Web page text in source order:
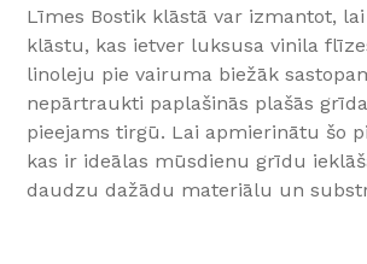
Līmes Bostik klāstā var izmantot,
klāstu, kas ietver luksusa vinila
linoleju pie vairuma biežāk
nepārtraukti paplašinās plašās
pieejams tirgū. Lai apmierinātu šo
kas ir ideālas mūsdienu grīdu
daudzu dažādu materiālu un